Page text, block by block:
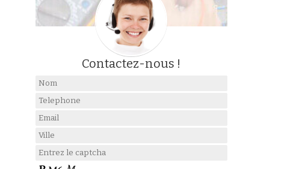
Contactez-nous !